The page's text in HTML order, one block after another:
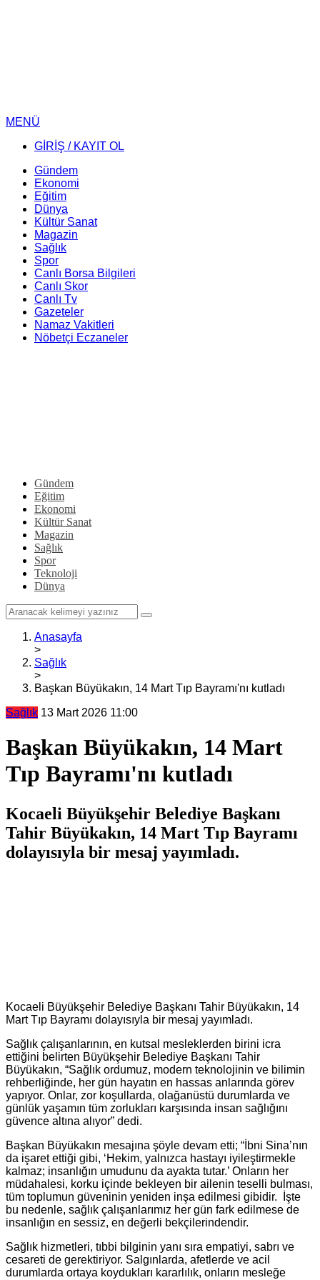
MENÜ
GİRİŞ / KAYIT OL
Gündem
Ekonomi
Eğitim
Dünya
Kültür Sanat
Magazin
Sağlık
Spor
Canlı Borsa Bilgileri
Canlı Skor
Canlı Tv
Gazeteler
Namaz Vakitleri
Nöbetçi Eczaneler
Gündem
Eğitim
Ekonomi
Kültür Sanat
Magazin
Sağlık
Spor
Teknoloji
Dünya
Anasayfa
>
Sağlık
>
Başkan Büyükakın, 14 Mart Tıp Bayramı'nı kutladı
Sağlık 13 Mart 2026 11:00
Başkan Büyükakın, 14 Mart
Tıp Bayramı'nı kutladı
Kocaeli Büyükşehir Belediye Başkanı
Tahir Büyükakın, 14 Mart Tıp Bayramı
dolayısıyla bir mesaj yayımladı.
Kocaeli Büyükşehir Belediye Başkanı Tahir Büyükakın, 14
Mart Tıp Bayramı dolayısıyla bir mesaj yayımladı.
Sağlık çalışanlarının, en kutsal mesleklerden birini icra
ettiğini belirten Büyükşehir Belediye Başkanı Tahir
Büyükakın, “Sağlık ordumuz, modern teknolojinin ve bilimin
rehberliğinde, her gün hayatın en hassas anlarında görev
yapıyor. Onlar, zor koşullarda, olağanüstü durumlarda ve
günlük yaşamın tüm zorlukları karşısında insan sağlığını
güvence altına alıyor” dedi.
Başkan Büyükakın mesajına şöyle devam etti; “İbni Sina’nın
da işaret ettiği gibi, ‘Hekim, yalnızca hastayı iyileştirmekle
kalmaz; insanlığın umudunu da ayakta tutar.’ Onların her
müdahalesi, korku içinde bekleyen bir ailenin teselli bulması,
tüm toplumun güveninin yeniden inşa edilmesi gibidir. İşte
bu nedenle, sağlık çalışanlarımız her gün fark edilmese de
insanlığın en sessiz, en değerli bekçilerindendir.
Sağlık hizmetleri, tıbbi bilginin yanı sıra empatiyi, sabrı ve
cesareti de gerektiriyor. Salgınlarda, afetlerde ve acil
durumlarda ortaya koydukları kararlılık, onların mesleğe